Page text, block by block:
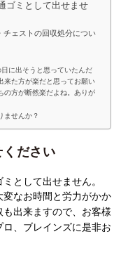
ゴミとして出せませ
チェストの回収処分につい
に出そうと思っていたんだ
来た方が楽だと思ってお願い
の方が断然楽だよね。ありが
ませんか？
ださい
として出せません。
なお時間と労力がかか
出来ますので、お客様
、ブレインズに是非お